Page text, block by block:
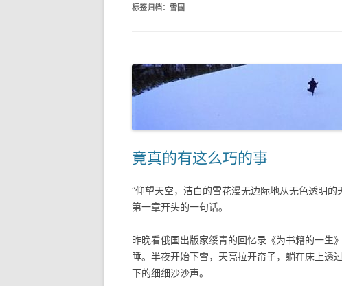
标签归档： 雪国
竟真的有这么巧的事
“仰望天空，洁白的雪花漫无边际地从无色透明的
第一章开头的一句话。
昨晚看俄国出版家绥青的回忆录《为书籍的一生
睡。半夜开始下雪，天亮拉开帘子，躺在床上透
下的细细沙沙声。